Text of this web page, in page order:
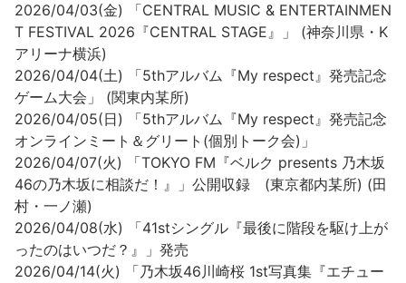
2026/04/03(金) 「CENTRAL MUSIC & ENTERTAINMEN
T FESTIVAL 2026『CENTRAL STAGE』」 (神奈川県・K
アリーナ横浜)
2026/04/04(土) 「5thアルバム『My respect』発売記念
ゲーム大会」 (関東内某所)
2026/04/05(日) 「5thアルバム『My respect』発売記念
オンラインミート＆グリート(個別トーク会)」
2026/04/07(火) 「TOKYO FM『ベルク presents 乃木坂
46の乃木坂に相談だ！』」公開収録 (東京都内某所) (田
村・一ノ瀬)
2026/04/08(水) 「41stシングル『最後に階段を駆け上が
ったのはいつだ？』」発売
2026/04/14(火) 「乃木坂46川崎桜 1st写真集『エチュー